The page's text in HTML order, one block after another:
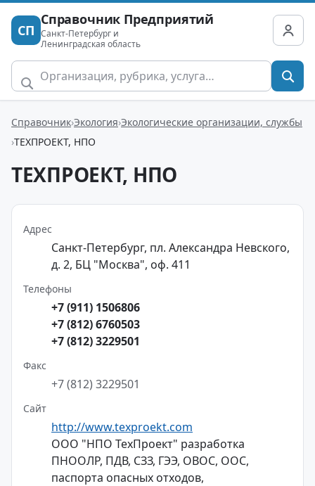
СП
Справочник Предприятий
Санкт-Петербург и
Ленинградская область
Справочник Экология Экологические организации, службы
ТЕХПРОЕКТ, НПО
ТЕХПРОЕКТ, НПО
Адрес
Санкт-Петербург, пл. Александра Невского,
д. 2, БЦ "Москва", оф. 411
Телефоны
+7 (911) 1506806
+7 (812) 6760503
+7 (812) 3229501
Факс
+7 (812) 3229501
Сайт
http://www.texproekt.com
ООО "НПО ТехПроект" разработка
ПНООЛР, ПДВ, СЗЗ, ГЭЭ, ОВОС, ООС,
паспорта опасных отходов,